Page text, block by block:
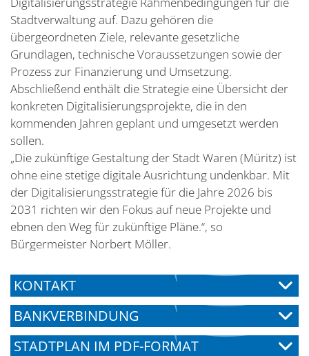
Stadtverwaltung auf. Dazu gehören die
übergeordneten Ziele, relevante gesetzliche
Grundlagen, technische Voraussetzungen sowie der
Prozess zur Finanzierung und Umsetzung.
Abschließend enthält die Strategie eine Übersicht der
konkreten Digitalisierungsprojekte, die in den
kommenden Jahren geplant und umgesetzt werden
sollen.
„Die zukünftige Gestaltung der Stadt Waren (Müritz) ist
ohne eine stetige digitale Ausrichtung undenkbar. Mit
der Digitalisierungsstrategie für die Jahre 2026 bis
2031 richten wir den Fokus auf neue Projekte und
ebnen den Weg für zukünftige Pläne.“, so
Bürgermeister Norbert Möller.
KONTAKT
BANKVERBINDUNG
STADTPLAN IM PDF-FORMAT